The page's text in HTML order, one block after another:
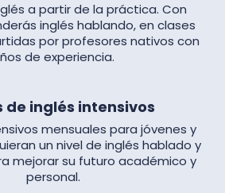
a partir de la práctica. Con
inglés hablando, en clases
por profesores nativos con
de experiencia.
de inglés intensivos
mensuales para jóvenes y
un nivel de inglés hablado y
mejorar su futuro académico y
personal.